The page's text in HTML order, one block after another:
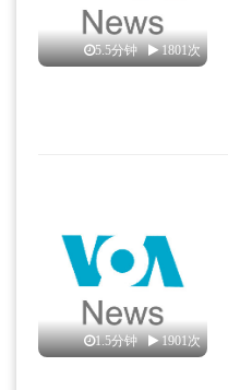
5.5分钟 1801次
1.5分钟 1901次